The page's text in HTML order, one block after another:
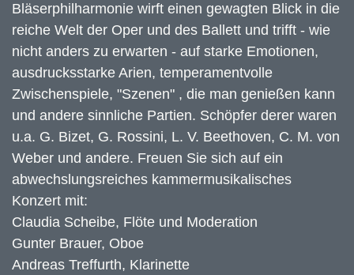
Bläserphilharmonie wirft einen gewagten Blick in die
reiche Welt der Oper und des Ballett und trifft - wie
nicht anders zu erwarten - auf starke Emotionen,
ausdrucksstarke Arien, temperamentvolle
Zwischenspiele, "Szenen" , die man genießen kann
und andere sinnliche Partien. Schöpfer derer waren
u.a. G. Bizet, G. Rossini, L. V. Beethoven, C. M. von
Weber und andere. Freuen Sie sich auf ein
abwechslungsreiches kammermusikalisches
Konzert mit:
Claudia Scheibe, Flöte und Moderation
Gunter Brauer, Oboe
Andreas Treffurth, Klarinette